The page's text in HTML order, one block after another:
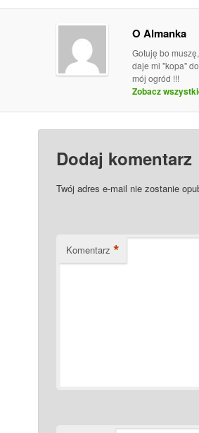
O Almanka
Gotuję bo
daje mi "kopa"
mój ogród !!!
Zobacz
Dodaj komentarz
Twój adres e-mail nie zostanie
Komentarz *